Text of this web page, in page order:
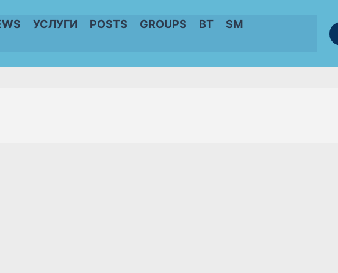
УСЛУГИ POSTS GROUPS BT
SM